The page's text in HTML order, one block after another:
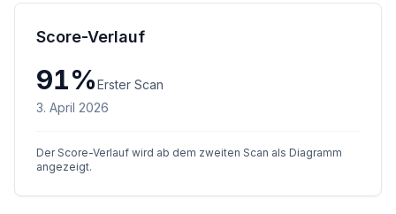
Score-Verlauf
91%Erster Scan
3. April 2026
Der Score-Verlauf wird ab dem zweiten Scan als Diagramm
angezeigt.